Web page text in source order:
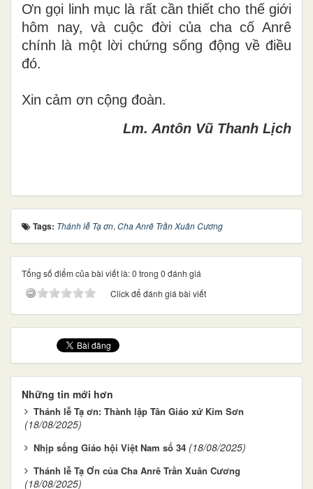
Ơn gọi linh mục là rất cần thiết cho thế giới
hôm nay, và cuộc đời của cha cố Anrê
chính là một lời chứng sống động về điều
đó.
Xin cảm ơn cộng đoàn.
Lm. Antôn Vũ Thanh Lịch
Tags: Thánh lễ Tạ ơn, Cha Anrê Trần Xuân Cương
Tổng số điểm của bài viết là: 0 trong 0 đánh giá
Click để đánh giá bài viết
Những tin mới hơn
Thánh lễ Tạ ơn: Thành lập Tân Giáo xứ Kim Sơn
(18/08/2025)
Nhịp sống Giáo hội Việt Nam số 34 (18/08/2025)
Thánh lễ Tạ Ơn của Cha Anrê Trần Xuân Cương
(18/08/2025)